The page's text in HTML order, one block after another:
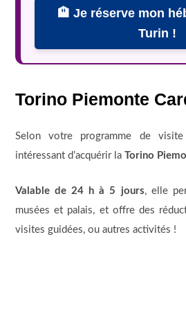
🏨 Je réserve mon
Turin !
Torino Piemonte
Selon votre programme de
intéressant d’acquérir la Torino
Valable de 24 h à 5 jours, elle
musées et palais, et offre des
visites guidées, ou autres activités !